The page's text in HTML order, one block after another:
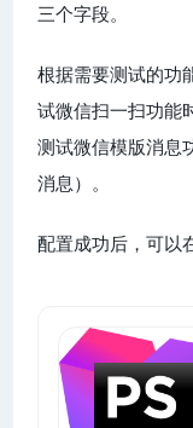
三个字段。
根据需要测试的功
试微信扫一扫功能
测试微信模版消息
消息）。
配置成功后，可以